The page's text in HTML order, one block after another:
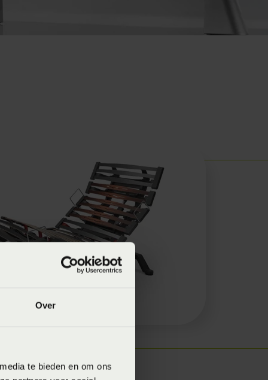
Over
te bieden en om ons